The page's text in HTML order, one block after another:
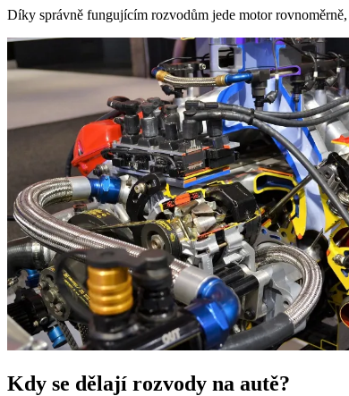
Díky správně fungujícím rozvodům jede motor
Kdy se dělají rozvody na autě?